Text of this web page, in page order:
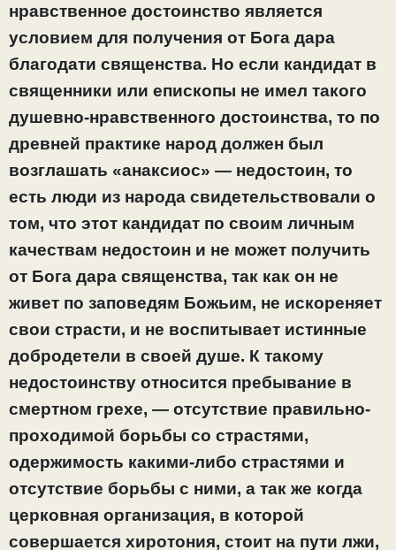
нравственное достоинство является
условием для получения от Бога дара
благодати священства. Но если кандидат в
священники или епископы не имел такого
душевно-нравственного достоинства, то по
древней практике народ должен был
возглашать «анаксиос» — недостоин, то
есть люди из народа свидетельствовали о
том, что этот кандидат по своим личным
качествам недостоин и не может получить
от Бога дара священства, так как он не
живет по заповедям Божьим, не искореняет
свои страсти, и не воспитывает истинные
добродетели в своей душе. К такому
недостоинству относится пребывание в
смертном грехе, — отсутствие правильно-
проходимой борьбы со страстями,
одержимость какими-либо страстями и
отсутствие борьбы с ними, а так же когда
церковная организация, в которой
совершается хиротония, стоит на пути лжи,